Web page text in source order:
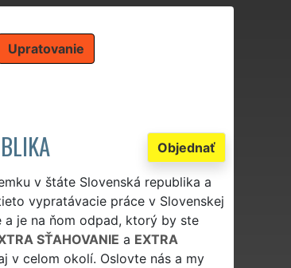
Upratovanie
Objednať
v štáte Slovenská republika a
vypratávacie práce v Slovenskej
je na ňom odpad, ktorý by ste
SŤAHOVANIE a EXTRA
v celom okolí. Oslovte nás a my